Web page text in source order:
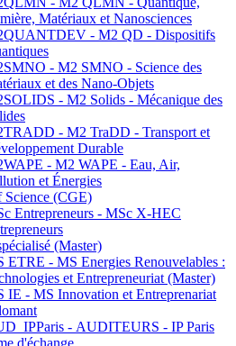
Matériaux et Nanosciences
- M2 QD - Dispositifs
- M2 SMNO - Science des
et des Nano-Objets
- M2 Solids - Mécanique des
- M2 TraDD - Transport et
Durable
- M2 WAPE - Eau, Air,
et Énergies
Science (CGE)
Entrepreneurs - MSc X-HEC
(Master)
ETRE - MS Energies Renouvelables :
et Entrepreneuriat (Master)
IE - MS Innovation et Entreprenariat
- AUDITEURS - IP Paris
d'échange